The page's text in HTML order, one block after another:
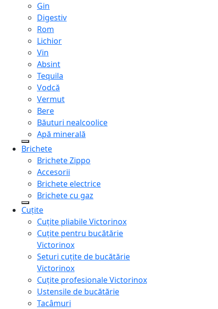
Gin
Digestiv
Rom
Lichior
Vin
Absint
Tequila
Vodcă
Vermut
Bere
Băuturi nealcoolice
Apă minerală
Brichete
Brichete Zippo
Accesorii
Brichete electrice
Brichete cu gaz
Cuțite
Cuțite pliabile Victorinox
Cuțite pentru bucătărie
Victorinox
Seturi cuțite de bucătărie
Victorinox
Cuțite profesionale Victorinox
Ustensile de bucătărie
Tacâmuri